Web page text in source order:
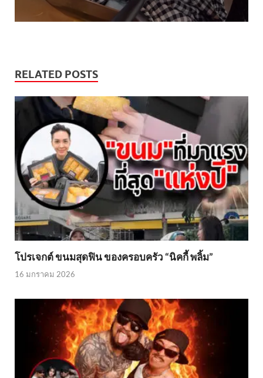
RELATED POSTS
โปรเจกต์ ขนมสุดฟิน ของครอบครัว “นิคกี้ พลิ้ม”
16 มกราคม 2026